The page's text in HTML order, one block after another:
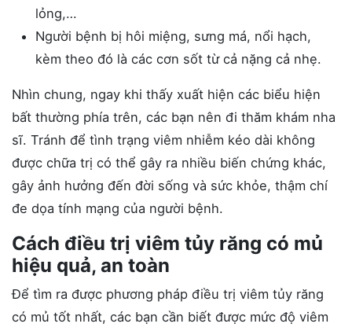
lỏng,…
Người bệnh bị hôi miệng, sưng má, nổi hạch,
kèm theo đó là các cơn sốt từ cả nặng cả nhẹ.
Nhìn chung, ngay khi thấy xuất hiện các biểu hiện
bất thường phía trên, các bạn nên đi thăm khám nha
sĩ. Tránh để tình trạng viêm nhiễm kéo dài không
được chữa trị có thể gây ra nhiều biến chứng khác,
gây ảnh hưởng đến đời sống và sức khỏe, thậm chí
đe dọa tính mạng của người bệnh.
Cách điều trị viêm tủy răng có mủ
hiệu quả, an toàn
Để tìm ra được phương pháp điều trị viêm tủy răng
có mủ tốt nhất, các bạn cần biết được mức độ viêm